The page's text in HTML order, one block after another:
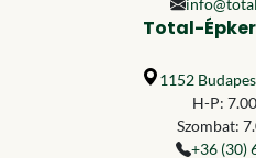
Total-
1152
H-P:
Szombat:
+36 (30)